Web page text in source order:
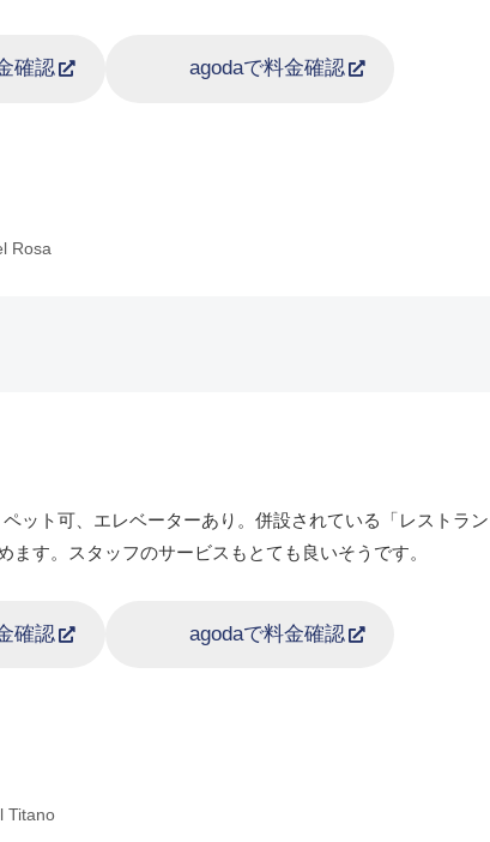
確認 agodaで料金確認
Rosa
ット可、エレベーターあり。併設されている「レストラン
す。スタッフのサービスもとても良いそうです。
確認 agodaで料金確認
Titano